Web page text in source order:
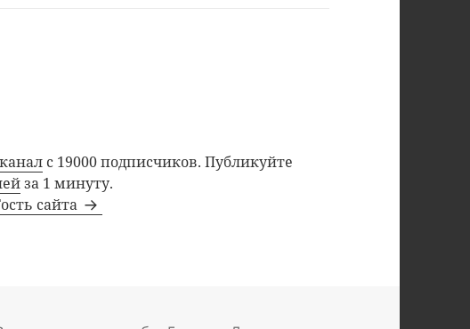
с 19000 подписчиков. Публикуйте
за 1 минуту.
сайта